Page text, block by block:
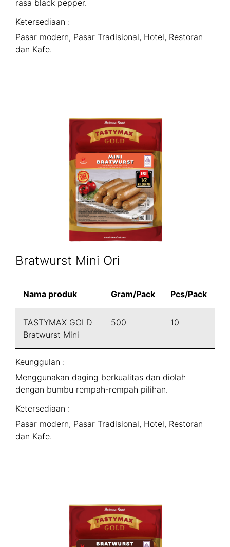
rasa black pepper.
Ketersediaan :
Pasar modern, Pasar Tradisional, Hotel, Restoran
dan Kafe.
Bratwurst Mini Ori
Nama produk Gram/Pack Pcs/Pack
TASTYMAX GOLD
Bratwurst Mini
500 10
Keunggulan :
Menggunakan daging berkualitas dan diolah
dengan bumbu rempah-rempah pilihan.
Ketersediaan :
Pasar modern, Pasar Tradisional, Hotel, Restoran
dan Kafe.